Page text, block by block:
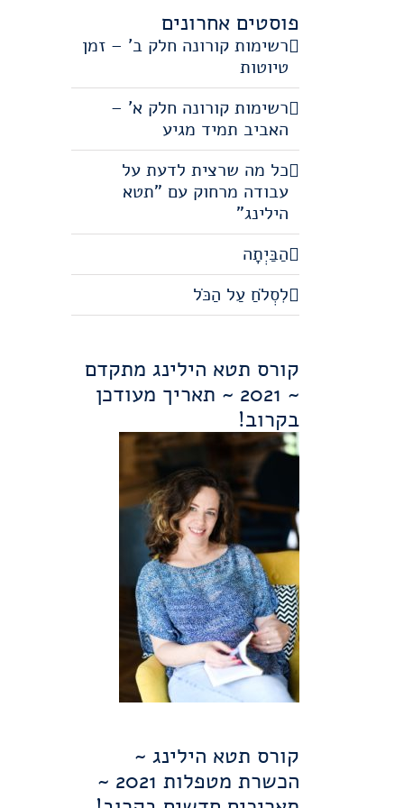
אִמָּא, לָמָּה אַתְּ
כּוֹתֶבֶת
05.01.2020
פוסטים אחרונים
רשימות קורונה חלק ב' – זמן
טיוטות
רשימות קורונה חלק א' –
האביב תמיד מגיע
כל מה שרצית לדעת על
עבודה מרחוק עם "תטא
הילינג"
הַבַּיְתָה
לִסְלֹחַ עַל הַכֹּל
קורס תטא הילינג מתקדם
~ 2021 ~ תאריך מעודכן
בקרוב!
קורס תטא הילינג ~
הכשרת מטפלות 2021 ~